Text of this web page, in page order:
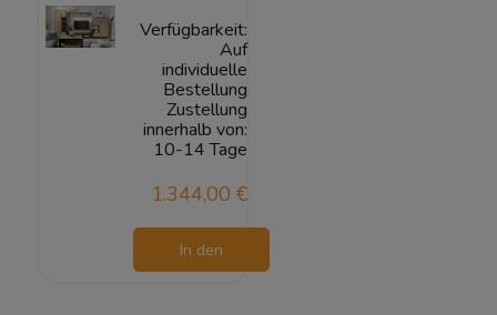
Verfügbarkeit:
Auf
individuelle
Bestellung
Zustellung
innerhalb von:
10-14 Tage
1.344,00 €
In den